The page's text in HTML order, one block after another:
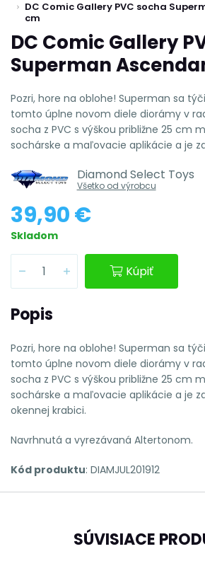
DC Comic Gallery PVC socha
cm
DC Comic Gallery
Superman
Pozri, hore na oblohe! Superman sa
tomto úplne novom diele diorámy v
socha z PVC s výškou približne 25 cm
sochárske a maľovacie aplikácie a je
Diamond Select Toys
Všetko od výrobcu
39,90 €
Skladom
Kúpiť
Popis
Pozri, hore na oblohe! Superman sa
tomto úplne novom diele diorámy v
socha z PVC s výškou približne 25 cm
sochárske a maľovacie aplikácie a je
okennej krabici.
Navrhnutá a vyrezávaná Altertonom.
Kód produktu: DIAMJUL201912
SÚVISIACE